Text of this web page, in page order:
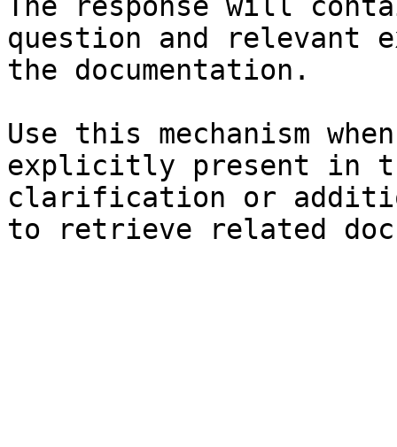
question and relevant
the documentation.
Use this mechanism
explicitly present in
clarification or